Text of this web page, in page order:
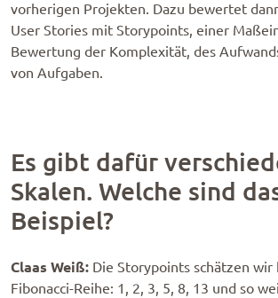
vorherigen Projekten. Dazu bewertet
User Stories mit Storypoints, einer
Bewertung der Komplexität, des
von Aufgaben.
Es gibt dafür
Skalen. Welche sind
Beispiel?
Claas Weiß: Die Storypoints schätzen wir
Fibonacci-Reihe: 1, 2, 3, 5, 8, 13 und so